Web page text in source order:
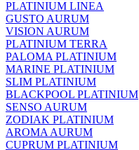
PLATINIUM LINEA
GUSTO AURUM
VISION AURUM
PLATINIUM TERRA
PALOMA PLATINIUM
MARINE PLATINIUM
SLIM PLATINIUM
BLACKPOOL PLATINIUM
SENSO AURUM
ZODIAK PLATINIUM
AROMA AURUM
CUPRUM PLATINIUM